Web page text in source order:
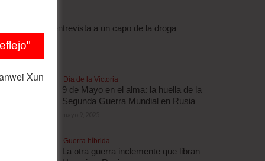
Escalofriante entrevista a un capo de la droga
brasileño
abril 3, 2012
Día de la Victoria
9 de Mayo en el alma: la huella de la
Segunda Guerra Mundial en Rusia
Guerra híbrida
La otra guerra inclemente que libran
Xun